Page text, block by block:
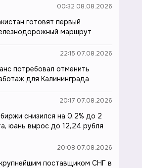
00:32 08.08.2026
готовят первый
маршрут
22:15 07.08.2026
потребовал отменить
для Калининграда
20:17 07.08.2026
снизился на 0,2% до 2
юань вырос до 12,24 рубля
20:08 07.08.2026
поставщиком СНГ в